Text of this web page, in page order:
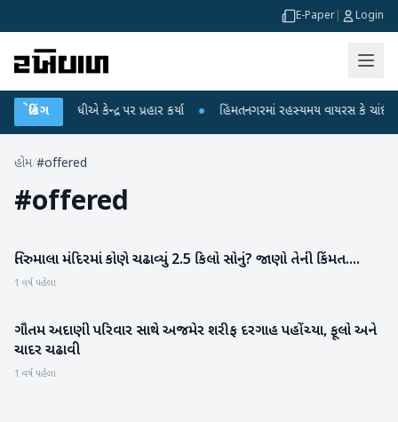
E-Paper Login
બ્રેકિંગ
રાહુલ ગાંધીએ કેન્દ્ર પર પ્રહાર કર્યા ● હિંમતનગરમાં રહસ્યમય વાયરસ કે ચાંદીપુરા?
હોમ/#offered
#offered
રાષ્ટ્રીય
તિરુમાલા મંદિરમાં કોણે ચઢાવ્યું 2.5 કિલો સોનું? જાણો તેની કિંમત....
1 વર્ષ પહેલા
રાષ્ટ્રીય
ગૌતમ અદાણી પરિવાર સાથે અજમેર શરીફ દરગાહ પહોંચ્યા, ફૂલો અને
ચાદર ચઢાવી
1 વર્ષ પહેલા